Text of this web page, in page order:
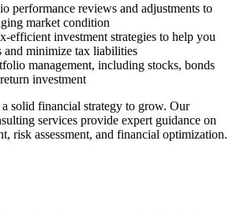
performance reviews and adjustments to
market condition
efficient investment strategies to help you
and minimize tax liabilities
management, including stocks, bonds
investment
a solid financial strategy to grow. Our
services provide expert guidance on
risk assessment, and financial optimization.